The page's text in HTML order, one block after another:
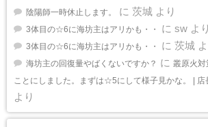
陰陽師一時休止します。 に 茨城 より
3体目の☆6に海坊主はアリかも・・ に sw より
3体目の☆6に海坊主はアリかも・・ に 茨城
海坊主の回復量やばくないですか？ に 叢原火対
ことにしました。まずは☆5にして様子見かな。 | 店
より